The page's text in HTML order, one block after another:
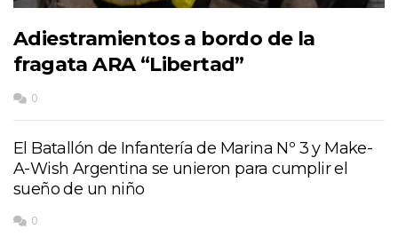
Adiestramientos a bordo de la
fragata ARA “Libertad”
0
El Batallón de Infantería de Marina Nº 3 y Make-
A-Wish Argentina se unieron para cumplir el
sueño de un niño
0